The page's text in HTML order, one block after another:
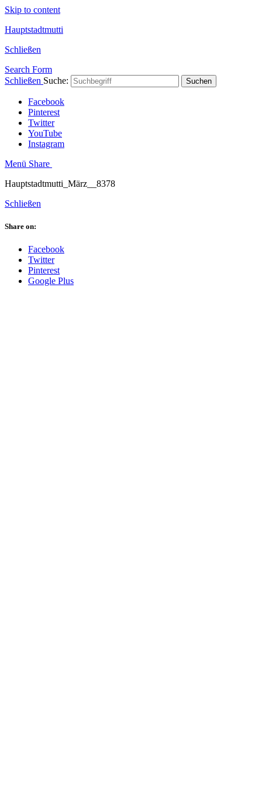
Skip to content
Hauptstadtmutti
Schließen
Search Form
Schließen Suche: Suchen
Facebook
Pinterest
Twitter
YouTube
Instagram
Menü Share
Hauptstadtmutti_März__8378
Schließen
Share on:
Facebook
Twitter
Pinterest
Google Plus